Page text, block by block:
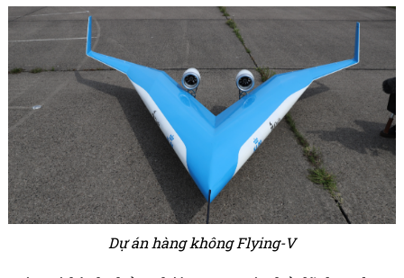
Dự án hàng không Flying-V